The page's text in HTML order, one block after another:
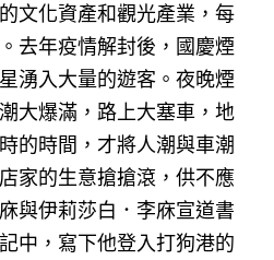
文化資產和觀光產業，每
去年疫情解封後，國慶煙
湧入大量的遊客。夜晚煙
大爆滿，路上大塞車，地
的時間，才將人潮與車潮
家的生意搶搶滾，供不應
與伊莉莎白．李庥宣道書
中，寫下他登入打狗港的